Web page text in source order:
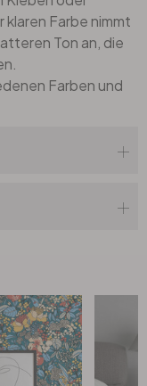
klaren Farbe nimmt
Ton an, die
Farben und